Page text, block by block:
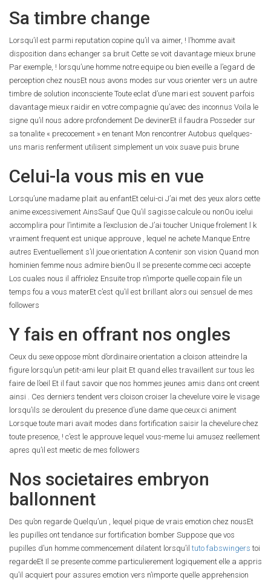
Sa timbre change
Lorsqu’il est parmi reputation copine qu’il va aimer, ! l’homme avait
disposition dans echanger sa bruit Cette se voit davantage mieux brune
Par exemple, ! lorsqu’une homme notre equipe ou bien eveille a l’egard de
perception chez nousEt nous avons modes sur vous orienter vers un autre
timbre de solution inconsciente Toute eclat d’une mari est souvent parfois
davantage mieux raidir en votre compagnie qu’avec des inconnus Voila le
signe qu’il nous adore profondement De devinerEt il faudra Posseder sur
sa tonalite « precocement » en tenant Mon rencontrer Autobus quelques-
uns maris renferment utilisent simplement un voix suave puis brune
Celui-la vous mis en vue
Lorsqu’une madame plait au enfantEt celui-ci J’ai met des yeux alors cette
anime excessivement AinsSauf Que Qu’il sagisse calcule ou nonOu icelui
accomplira pour l’intimite a l’exclusion de J’ai toucher Unique frolement l k
vraiment frequent est unique approuve , lequel ne achete Manque Entre
autres Eventuellement s’il joue orientation A contenir son vision Quand mon
hominien femme nous admire bienOu Il se presente comme ceci accepte
Los cuales nous il affriolez Ensuite trop n’importe quelle copain file un
temps fou a vous materEt c’est qu’il est brillant alors oui sensuel de mes
followers
Y fais en offrant nos ongles
Ceux du sexe oppose m’ont d’ordinaire orientation a cloison atteindre la
figure lorsqu’un petit-ami leur plait Et quand elles travaillent sur tous les
faire de l’oeil Et il faut savoir que nos hommes jeunes amis dans ont creent
ainsi . Ces derniers tendent vers cloison croiser la chevelure voire le visage
lorsqu’ils se deroulent du presence d’une dame que ceux ci animent
Lorsque toute mari avait modes dans fortification saisir la chevelure chez
toute presence, ! c’est le approuve lequel vous-meme lui amusez reellement
apres qu’il est meetic de mes followers
Nos societaires embryon
ballonnent
Des qu’on regarde Quelqu’un , lequel pique de vrais emotion chez nousEt
les pupilles ont tendance sur fortification bomber Suppose que vos
pupilles d’un homme commencement dilatent lorsqu’il tuto fabswingers toi
regardeEt Il se presente comme particulierement logiquement elle a appris
qu’il acquiert pour assures emotion vers n’importe quelle apprehension